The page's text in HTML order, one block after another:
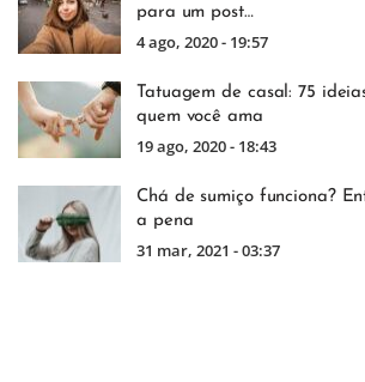
para um post…
4 ago, 2020 - 19:57
Tatuagem de casal: 75
quem você ama
19 ago, 2020 - 18:43
Chá de sumiço funciona?
a pena
31 mar, 2021 - 03:37